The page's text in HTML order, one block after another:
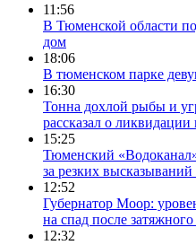
11:56
В Тюменской области
дом
18:06
В тюменском парке
16:30
Тонна дохлой рыбы и
рассказал о ликвидации
15:25
Тюменский «Водоканал»
за резких высказываний
12:52
Губернатор Моор:
на спад после
12:32